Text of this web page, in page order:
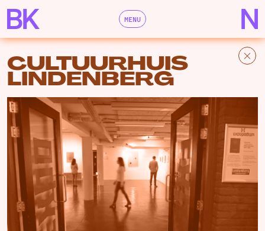
MENU
CULTUURHUIS
LINDENBERG